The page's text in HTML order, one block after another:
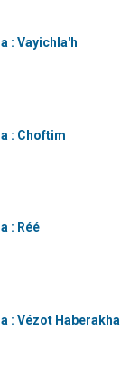
: Vayichla'h
: Choftim
: Réé
: Vézot Haberakha